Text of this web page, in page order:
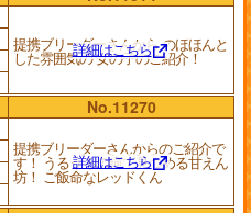
提携ブリーダーさんから のほほんと
した雰囲気の 女の子のご紹介！
詳細はこちら
No.11270
提携ブリーダーさんからのご紹介で
す！ うるうるの瞳で見つめる甘えん
坊！ ご飯命なレッドくん
詳細はこちら